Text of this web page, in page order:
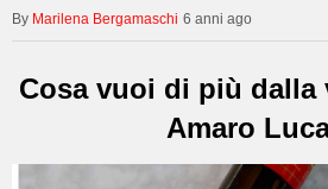
Marilena Bergamaschi 6 anni ago
Cosa vuoi di più dalla
Amaro